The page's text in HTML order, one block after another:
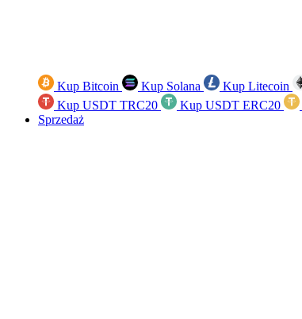
Kup Bitcoin Kup Solana Kup Litecoin
Kup USDT TRC20
Kup USDT ERC20
Sprzedaż